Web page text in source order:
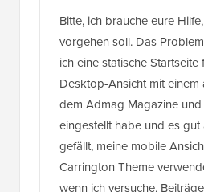
Bitte, ich brauche eure
vorgehen soll. Das
ich eine statische Startseite
Desktop-Ansicht mit einem
dem Admag Magazine
eingestellt habe und es
gefällt, meine mobile
Carrington Theme
wenn ich versuche,